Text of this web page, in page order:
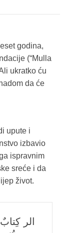
godina,
(“Mulla
ukratko ću
da će
upute i
izbavio
ispravnim
sreće i da
život.
الر